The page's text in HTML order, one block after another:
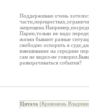
Поддерживаю очень
Парни,только не надо
жизни бывают разные
свободно оспорить в
взвешивание на середине
сам не видел-не
разворачиваться события?
Цитата (Кривоконь